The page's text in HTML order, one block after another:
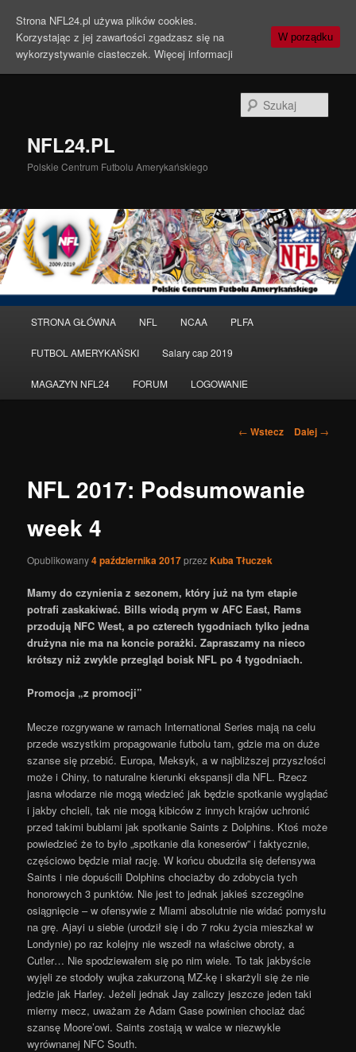
NFL24.PL
Polskie Centrum Futbolu Amerykańskiego
główne
Przeskocz
do
tekstu
STRONA GŁÓWNA NFL NCAA PLFA
FUTBOL AMERYKAŃSKI Salary cap 2019
MAGAZYN NFL24 FORUM LOGOWANIE
Nawigacja
← Wstecz Dalej →
NFL 2017: Podsumowanie
week 4
Opublikowany4 października 2017przezKuba Tłuczek
Mamy do czynienia z sezonem, który już na tym etapie
potrafi zaskakiwać. Bills wiodą prym w AFC East, Rams
przodują NFC West, a po czterech tygodniach tylko jedna
drużyna nie ma na koncie porażki. Zapraszamy na nieco
krótszy niż zwykle przegląd boisk NFL po 4 tygodniach.
Promocja „z promocji”
Mecze rozgrywane w ramach International Series mają na celu
przede wszystkim propagowanie futbolu tam, gdzie ma on duże
szanse się przebić. Europa, Meksyk, a w najbliższej przyszłości
może i Chiny, to naturalne kierunki ekspansji dla NFL. Rzecz
jasna włodarze nie mogą wiedzieć jak będzie spotkanie wyglądać
i jakby chcieli, tak nie mogą kibiców z innych krajów uchronić
przed takimi bublami jak spotkanie Saints z Dolphins. Ktoś może
powiedzieć że to było „spotkanie dla koneserów” i faktycznie,
częściowo będzie miał rację. W końcu obudziła się defensywa
Saints i nie dopuścili Dolphins chociażby do zdobycia tych
honorowych 3 punktów. Nie jest to jednak jakieś szczególne
osiągnięcie – w ofensywie z Miami absolutnie nie widać pomysłu
na grę. Ajayi u siebie (urodził się i do 7 roku życia mieszkał w
Londynie) po raz kolejny nie wszedł na właściwe obroty, a
Cutler… Nie spodziewałem się po nim wiele. To tak jakbyście
wyjęli ze stodoły wujka zakurzoną MZ-kę i skarżyli się że nie
jedzie jak Harley. Jeżeli jednak Jay zaliczy jeszcze jeden taki
mierny mecz, uważam że Adam Gase powinien chociaż dać
szansę Moore’owi. Saints zostają w walce w niezwykle
wyrównanej NFC South.
Strona NFL24.pl używa plików cookies.
Korzystając z jej zawartości zgadzasz się na
wykorzystywanie ciasteczek. Więcej informacji
W porządku